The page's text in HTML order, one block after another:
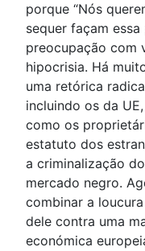
porque “Nós
sequer façam
preocupação com
hipocrisia. Há
uma retórica
incluindo os da
como os
estatuto dos
a criminalização
mercado negro.
combinar a
dele contra uma
económica